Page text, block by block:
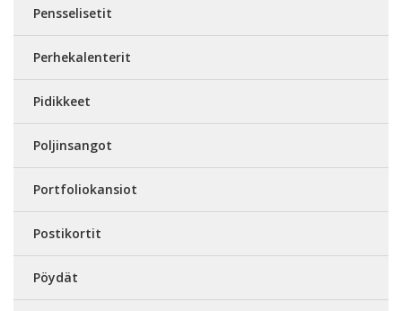
Pensselisetit
Perhekalenterit
Pidikkeet
Poljinsangot
Portfoliokansiot
Postikortit
Pöydät